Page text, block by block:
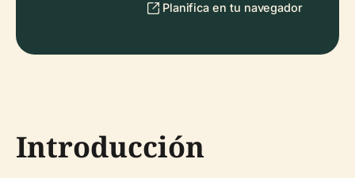
Planifica en tu navegador
Introducción